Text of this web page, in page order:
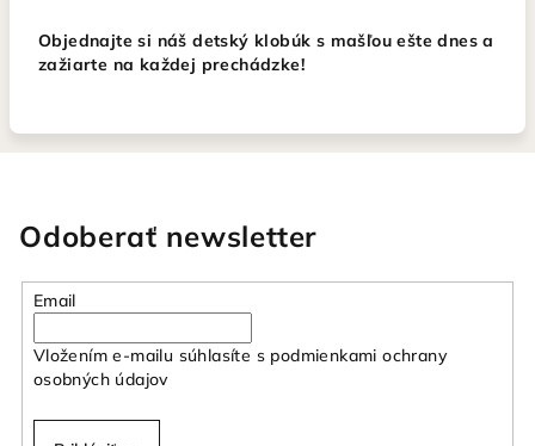
Objednajte si náš detský klobúk s mašľou ešte dnes a
zažiarte na každej prechádzke!
Odoberať newsletter
Email
Vložením e-mailu súhlasíte s podmienkami ochrany
osobných údajov